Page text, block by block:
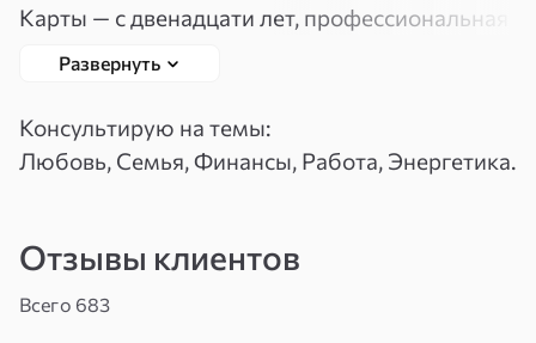
Карты — с двенадцати лет, профессиональная
практика — с 90-х. Работаю с отношениями,
финансами, вопросами совместимости и
защиты. Если что-то не получается, нужно
принять важное решение или сделать
Я занимаюсь картами с 12 лет. Не потому что
выбрала — а потому что иначе не умею. В
Развернуть
Консультирую на темы:
Любовь, Семья, Финансы, Работа, Энергетика.
Отзывы клиентов
Всего 683